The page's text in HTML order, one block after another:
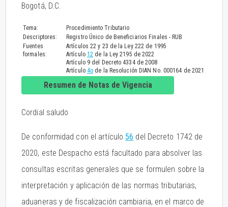
Bogotá, D.C.
Tema:
Procedimiento Tributario
Descriptores:
Registro Único de Beneficiarios Finales - RUB
Fuentes
formales:
Artículos 22 y 23 de la Ley 222 de 1995
Artículo 12 de la Ley 2195 de 2022
Artículo 9 del Decreto 4334 de 2008
Artículo 4o de la Resolución DIAN No. 000164 de 2021
Resumen de Notas de Vigencia
Cordial saludo
De conformidad con el artículo 56 del Decreto 1742 de
2020, este Despacho está facultado para absolver las
consultas escritas generales que se formulen sobre la
interpretación y aplicación de las normas tributarias,
aduaneras y de fiscalización cambiaria, en el marco de